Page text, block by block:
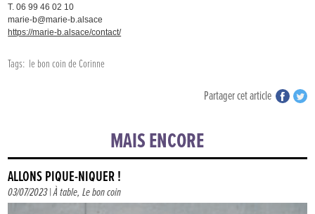
T. 06 99 46 02 10
marie-b@marie-b.alsace
https://marie-b.alsace/contact/
Tags: le bon coin de Corinne
Partager cet article
MAIS ENCORE
ALLONS PIQUE-NIQUER !
03/07/2023 |À table,Le bon coin